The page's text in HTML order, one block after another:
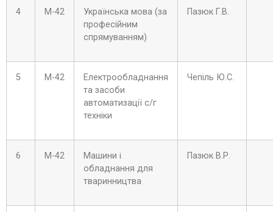
4 М-42
Українська мова (за
професійним
спрямуванням)
Пазюк Г.В.
5 М-42
Електрообладнання
та засоби
автоматизації с/г
техніки
Чепіль Ю.С.
6 М-42
Машини і
обладнання для
тваринництва
Пазюк В.Р.